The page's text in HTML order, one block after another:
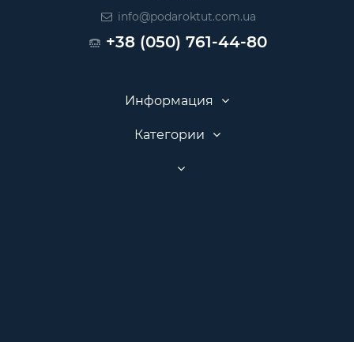
info@podaroktut.com.ua
+38 (050) 761-44-80
Информация
Категории